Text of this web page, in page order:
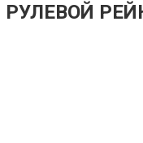
РУЛЕВОЙ